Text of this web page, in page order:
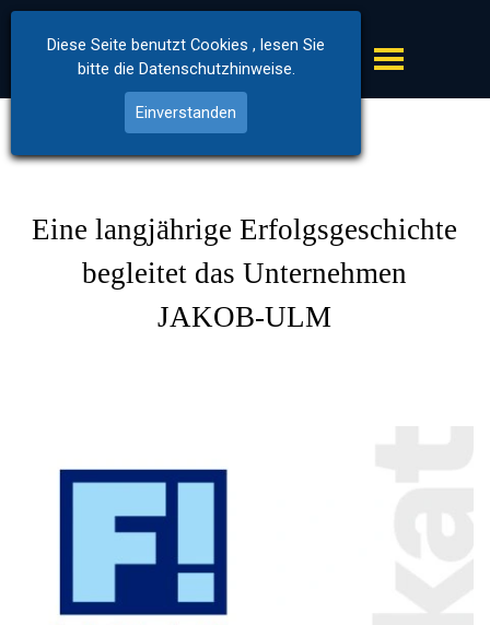
JAKOB-ULM
Eine langjährige Erfolgsgeschichte
begleitet das Unternehmen
JAKOB-ULM
Diese Seite benutzt Cookies , lesen Sie
bitte die Datenschutzhinweise.
Einverstanden